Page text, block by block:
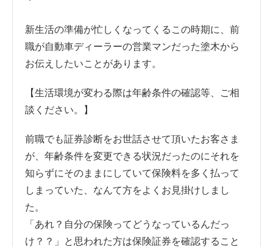
新生活の準備が忙しくなってくるこの時期に、前
職が自動車ディーラーの営業マンだった塗木から
お伝えしたいことがあります。
【生活環境が変わる際は年齢条件の確認等、ご相
談ください。】
前職でも証券診断をお世話させて頂いたお客さま
が、年齢条件を変更できる状況だったのにそれを
知らずにそのままにしていて保険料を多く払って
しまっていた、なんて方をよくお見掛けしまし
た。
「あれ？自分の保険ってどうなっているんだっ
け？？」と思われた方は保険証券を確認すること